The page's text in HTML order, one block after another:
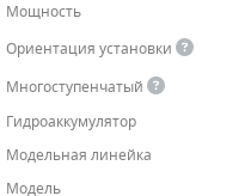
Мощность
Ориентация установки
Многоступенчатый
Гидроаккумулятор
Модельная линейка
Модель
ДАТЧИКИ
РУКАВА ВЫСОКОГО ДАВЛЕНИЯ
ЗАПЧАСТИ ДЛЯ ВИНТОВЫХ
КОНДЕНСАТООТВОДЧИКИ